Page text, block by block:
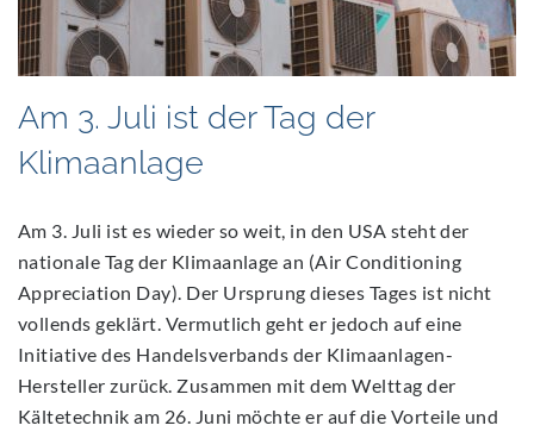
Am 3. Juli ist der Tag der
Klimaanlage
Am 3. Juli ist es wieder so weit, in den USA steht der
nationale Tag der Klimaanlage an (Air Conditioning
Appreciation Day). Der Ursprung dieses Tages ist nicht
vollends geklärt. Vermutlich geht er jedoch auf eine
Initiative des Handelsverbands der Klimaanlagen-
Hersteller zurück. Zusammen mit dem Welttag der
Kältetechnik am 26. Juni möchte er auf die Vorteile und